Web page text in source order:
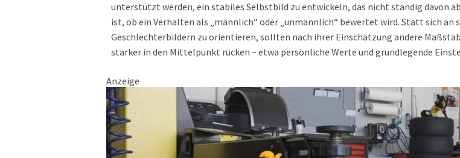
unterstützt werden, ein stabiles Selbstbild zu entwickeln, das nicht ständig davon
ist, ob ein Verhalten als „männlich“ oder „unmännlich“ bewertet wird. Statt sich an
Geschlechterbildern zu orientieren, sollten nach ihrer Einschätzung andere
stärker in den Mittelpunkt rücken – etwa persönliche Werte und grundlegende
Anzeige